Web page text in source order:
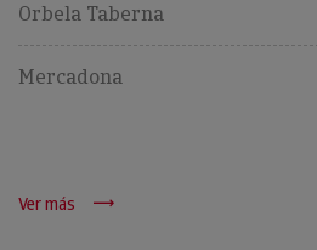
Orbela Taberna
Mercadona
Ver más